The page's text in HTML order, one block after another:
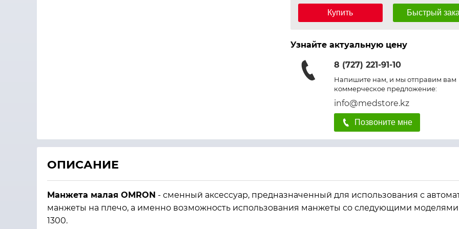
Купить Быстрый
Узнайте актуальную цену
8 (727) 221-91-10
Напишите нам, и мы отправим вам
коммерческое предложение:
info@medstore.kz
Позвоните мне
ОПИСАНИЕ
Манжета малая OMRON - сменный аксессуар, предназначенный для использования с
манжеты на плечо, а именно возможность использования манжеты со следующими моделями
1300.